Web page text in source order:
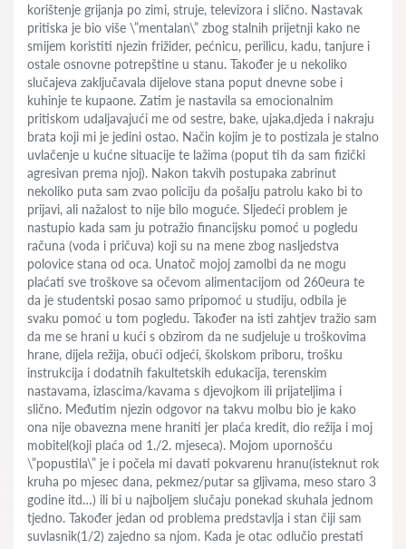
korištenje grijanja po zimi, struje, televizora i slično. Nastavak
pritiska je bio više \”mentalan\” zbog stalnih prijetnji kako ne
smijem koristiti njezin frižider, pećnicu, perilicu, kadu, tanjure i
ostale osnovne potrepštine u stanu. Također je u nekoliko
slučajeva zaključavala dijelove stana poput dnevne sobe i
kuhinje te kupaone. Zatim je nastavila sa emocionalnim
pritiskom udaljavajući me od sestre, bake, ujaka,djeda i nakraju
brata koji mi je jedini ostao. Način kojim je to postizala je stalno
uvlačenje u kućne situacije te lažima (poput tih da sam fizički
agresivan prema njoj). Nakon takvih postupaka zabrinut
nekoliko puta sam zvao policiju da pošalju patrolu kako bi to
prijavi, ali nažalost to nije bilo moguće. Sljedeći problem je
nastupio kada sam ju potražio financijsku pomoć u pogledu
računa (voda i pričuva) koji su na mene zbog nasljedstva
polovice stana od oca. Unatoč mojoj zamolbi da ne mogu
plaćati sve troškove sa očevom alimentacijom od 260eura te
da je studentski posao samo pripomoć u studiju, odbila je
svaku pomoć u tom pogledu. Također na isti zahtjev tražio sam
da me se hrani u kući s obzirom da ne sudjeluje u troškovima
hrane, dijela režija, obući odjeći, školskom priboru, trošku
instrukcija i dodatnih fakultetskih edukacija, terenskim
nastavama, izlascima/kavama s djevojkom ili prijateljima i
slično. Međutim njezin odgovor na takvu molbu bio je kako
ona nije obavezna mene hraniti jer plaća kredit, dio režija i moj
mobitel(koji plaća od 1./2. mjeseca). Mojom upornošću
\”popustila\” je i počela mi davati pokvarenu hranu(isteknut rok
kruha po mjesec dana, pekmez/putar sa gljivama, meso staro 3
godine itd…) ili bi u najboljem slučaju ponekad skuhala jednom
tjedno. Također jedan od problema predstavlja i stan čiji sam
suvlasnik(1/2) zajedno sa njom. Kada je otac odlučio prestati